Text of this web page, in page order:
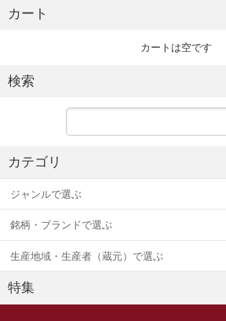
カート
カートは空です
検索
カテゴリ
ジャンルで選ぶ
銘柄・ブランドで選ぶ
生産地域・生産者（蔵元）で選ぶ
特集